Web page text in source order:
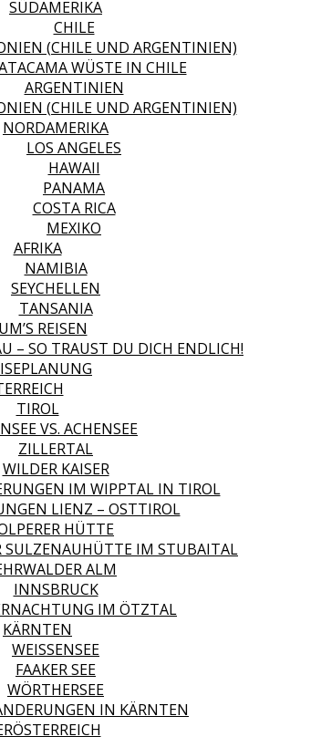
SÜDAMERIKA
CHILE
(CHILE UND ARGENTINIEN)
WÜSTE IN CHILE
ARGENTINIEN
(CHILE UND ARGENTINIEN)
NORDAMERIKA
LOS ANGELES
HAWAII
PANAMA
COSTA RICA
MEXIKO
AFRIKA
NAMIBIA
SEYCHELLEN
TANSANIA
REISEN
– SO TRAUST DU DICH ENDLICH!
TIROL
VS. ACHENSEE
ZILLERTAL
WILDER KAISER
IM WIPPTAL IN TIROL
LIENZ – OSTTIROL
HÜTTE
SULZENAUHÜTTE IM STUBAITAL
ALM
INNSBRUCK
IM ÖTZTAL
KÄRNTEN
WEISSENSEE
FAAKER SEE
WÖRTHERSEE
IN KÄRNTEN